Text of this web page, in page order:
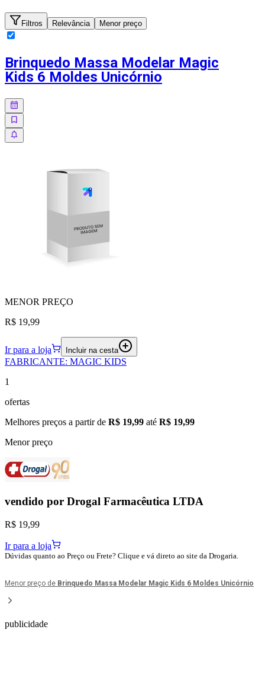
Filtros Relevância Menor preço
Brinquedo Massa Modelar Magic
Kids 6 Moldes Unicórnio
MENOR PREÇO
R$ 19,99
Ir para a loja Incluir na cesta
FABRICANTE: MAGIC KIDS
1
ofertas
Melhores preços a partir de R$ 19,99 até R$ 19,99
Menor preço
vendido por Drogal Farmacêutica LTDA
R$ 19,99
Ir para a loja
Dúvidas quanto ao Preço ou Frete? Clique e vá direto ao site da Drogaria.
Menor preço de Brinquedo Massa Modelar Magic Kids 6 Moldes Unicórnio
publicidade